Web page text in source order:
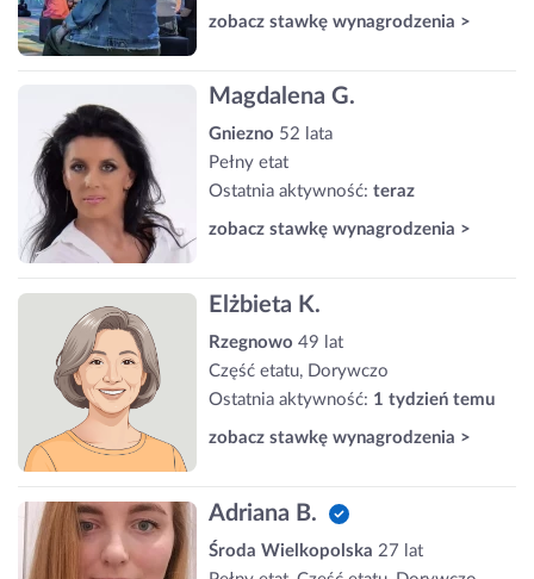
zobacz stawkę wynagrodzenia >
Magdalena G.
Gniezno 52 lata
Pełny etat
Ostatnia aktywność: teraz
zobacz stawkę wynagrodzenia >
Elżbieta K.
Rzegnowo 49 lat
Część etatu, Dorywczo
Ostatnia aktywność: 1 tydzień temu
zobacz stawkę wynagrodzenia >
Adriana B.
Środa Wielkopolska 27 lat